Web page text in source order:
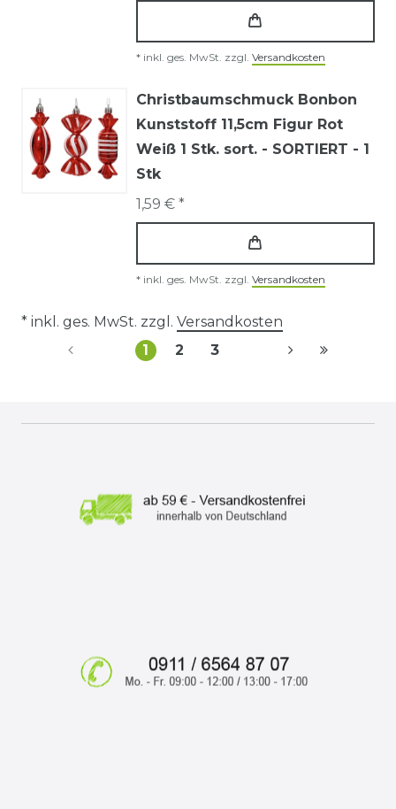
* inkl. ges. MwSt. zzgl. Versandkosten
Christbaumschmuck Bonbon
Kunststoff 11,5cm Figur Rot
Weiß 1 Stk. sort. - SORTIERT - 1
Stk
1,59 € *
* inkl. ges. MwSt. zzgl. Versandkosten
* inkl. ges. MwSt. zzgl. Versandkosten
1
2 3